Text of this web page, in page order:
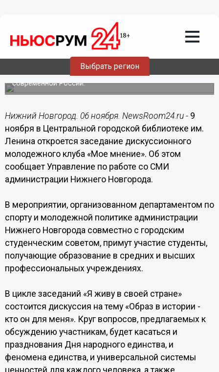
Выбрать регион
Дискуссионный молодежный клуб
«Мое мнение» откроется 9 ноября в
Нижнем Новгороде
Студентам предстоит обсудить широкий круг вопросов,
касающийся социально-общественного устройства
современной России.
Нижний Новгород. 06 ноября. NewsRoom24.ru - 9
ноября в Центральной городской библиотеке им.
Ленина откроется заседание дискуссионного
молодежного клуба «Мое мнение». Об этом
сообщает Управление по работе со СМИ
администрации Нижнего Новгорода.
В мероприятии, организованном департаментом по
спорту и молодежной политике администрации
Нижнего Новгорода совместно с городским
студенческим советом, примут участие студенты,
получающие образование в средних и высших
профессиональных учреждениях.
В цикле заседаний «Я живу в своей стране»
состоится дискуссия на тему «Образ в истории -
кто он для меня». Круг вопросов, предлагаемых к
обсуждению участникам, будет касаться и
празднования Дня народного единства, и
феномена единства, и универсальной системы
ценностей для каждого человека, а также